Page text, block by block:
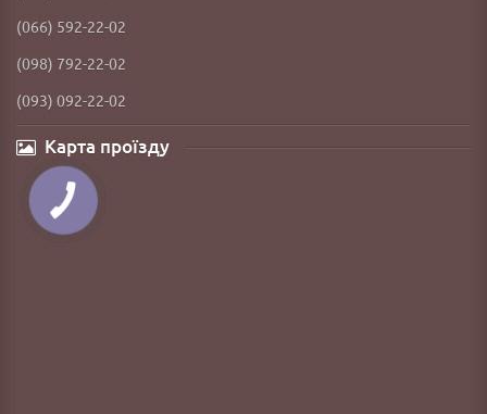
(066) 592-22-02
(098) 792-22-02
(093) 092-22-02
Карта проїзду
КНОПКА
ЗВ'ЯЗКУ